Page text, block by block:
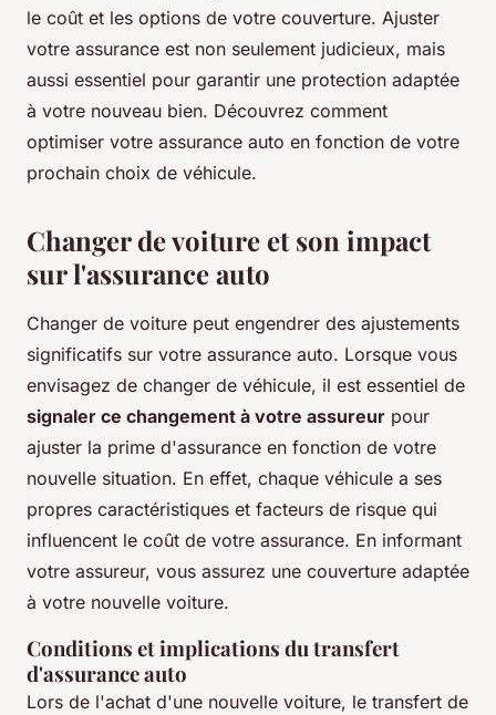
le coût et les options de votre couverture. Ajuster
votre assurance est non seulement judicieux, mais
aussi essentiel pour garantir une protection adaptée
à votre nouveau bien. Découvrez comment
optimiser votre assurance auto en fonction de votre
prochain choix de véhicule.
Changer de voiture et son impact
sur l'assurance auto
Changer de voiture peut engendrer des ajustements
significatifs sur votre assurance auto. Lorsque vous
envisagez de changer de véhicule, il est essentiel de
signaler ce changement à votre assureur pour
ajuster la prime d'assurance en fonction de votre
nouvelle situation. En effet, chaque véhicule a ses
propres caractéristiques et facteurs de risque qui
influencent le coût de votre assurance. En informant
votre assureur, vous assurez une couverture adaptée
à votre nouvelle voiture.
Conditions et implications du transfert
d'assurance auto
Lors de l'achat d'une nouvelle voiture, le transfert de